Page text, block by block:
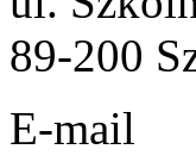
89-200
E-mail